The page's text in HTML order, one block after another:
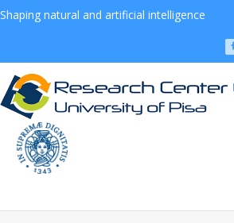
Shaping natural and artificial intelligence